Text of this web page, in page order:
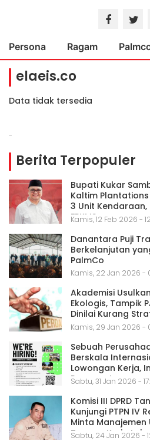
Persona Ragam
elaeis.co
Data tidak tersedia
-
Berita Terpopuler
Bupati Kukar
Kaltim
3 Unit Kendaraan,
FPKMS
Kamis, 12 Feb 2026 -
Danantara Puji
Berkelanjutan
PalmCo
Kamis, 22 Jan 2026 -
Akademisi
Ekologis, Tampik
Dinilai Kurang
Kamis, 29 Jan 2026 -
Sebuah
Berskala
Lowongan Kerja,
Persyaratannya
Sabtu, 31 Jan 2026 -
Komisi III DPRD
Kunjungi PTPN IV
Minta
Tenaga Kerja
Sabtu, 24 Jan 2026 -